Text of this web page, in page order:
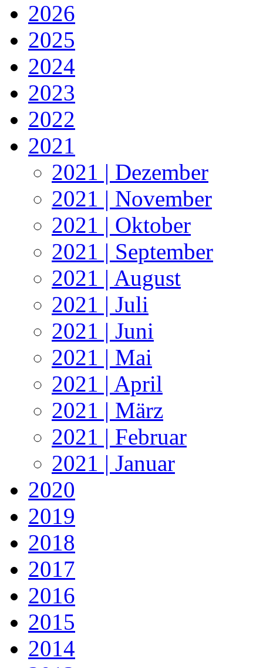
2026
2025
2024
2023
2022
2021
2021 | Dezember
2021 | November
2021 | Oktober
2021 | September
2021 | August
2021 | Juli
2021 | Juni
2021 | Mai
2021 | April
2021 | März
2021 | Februar
2021 | Januar
2020
2019
2018
2017
2016
2015
2014